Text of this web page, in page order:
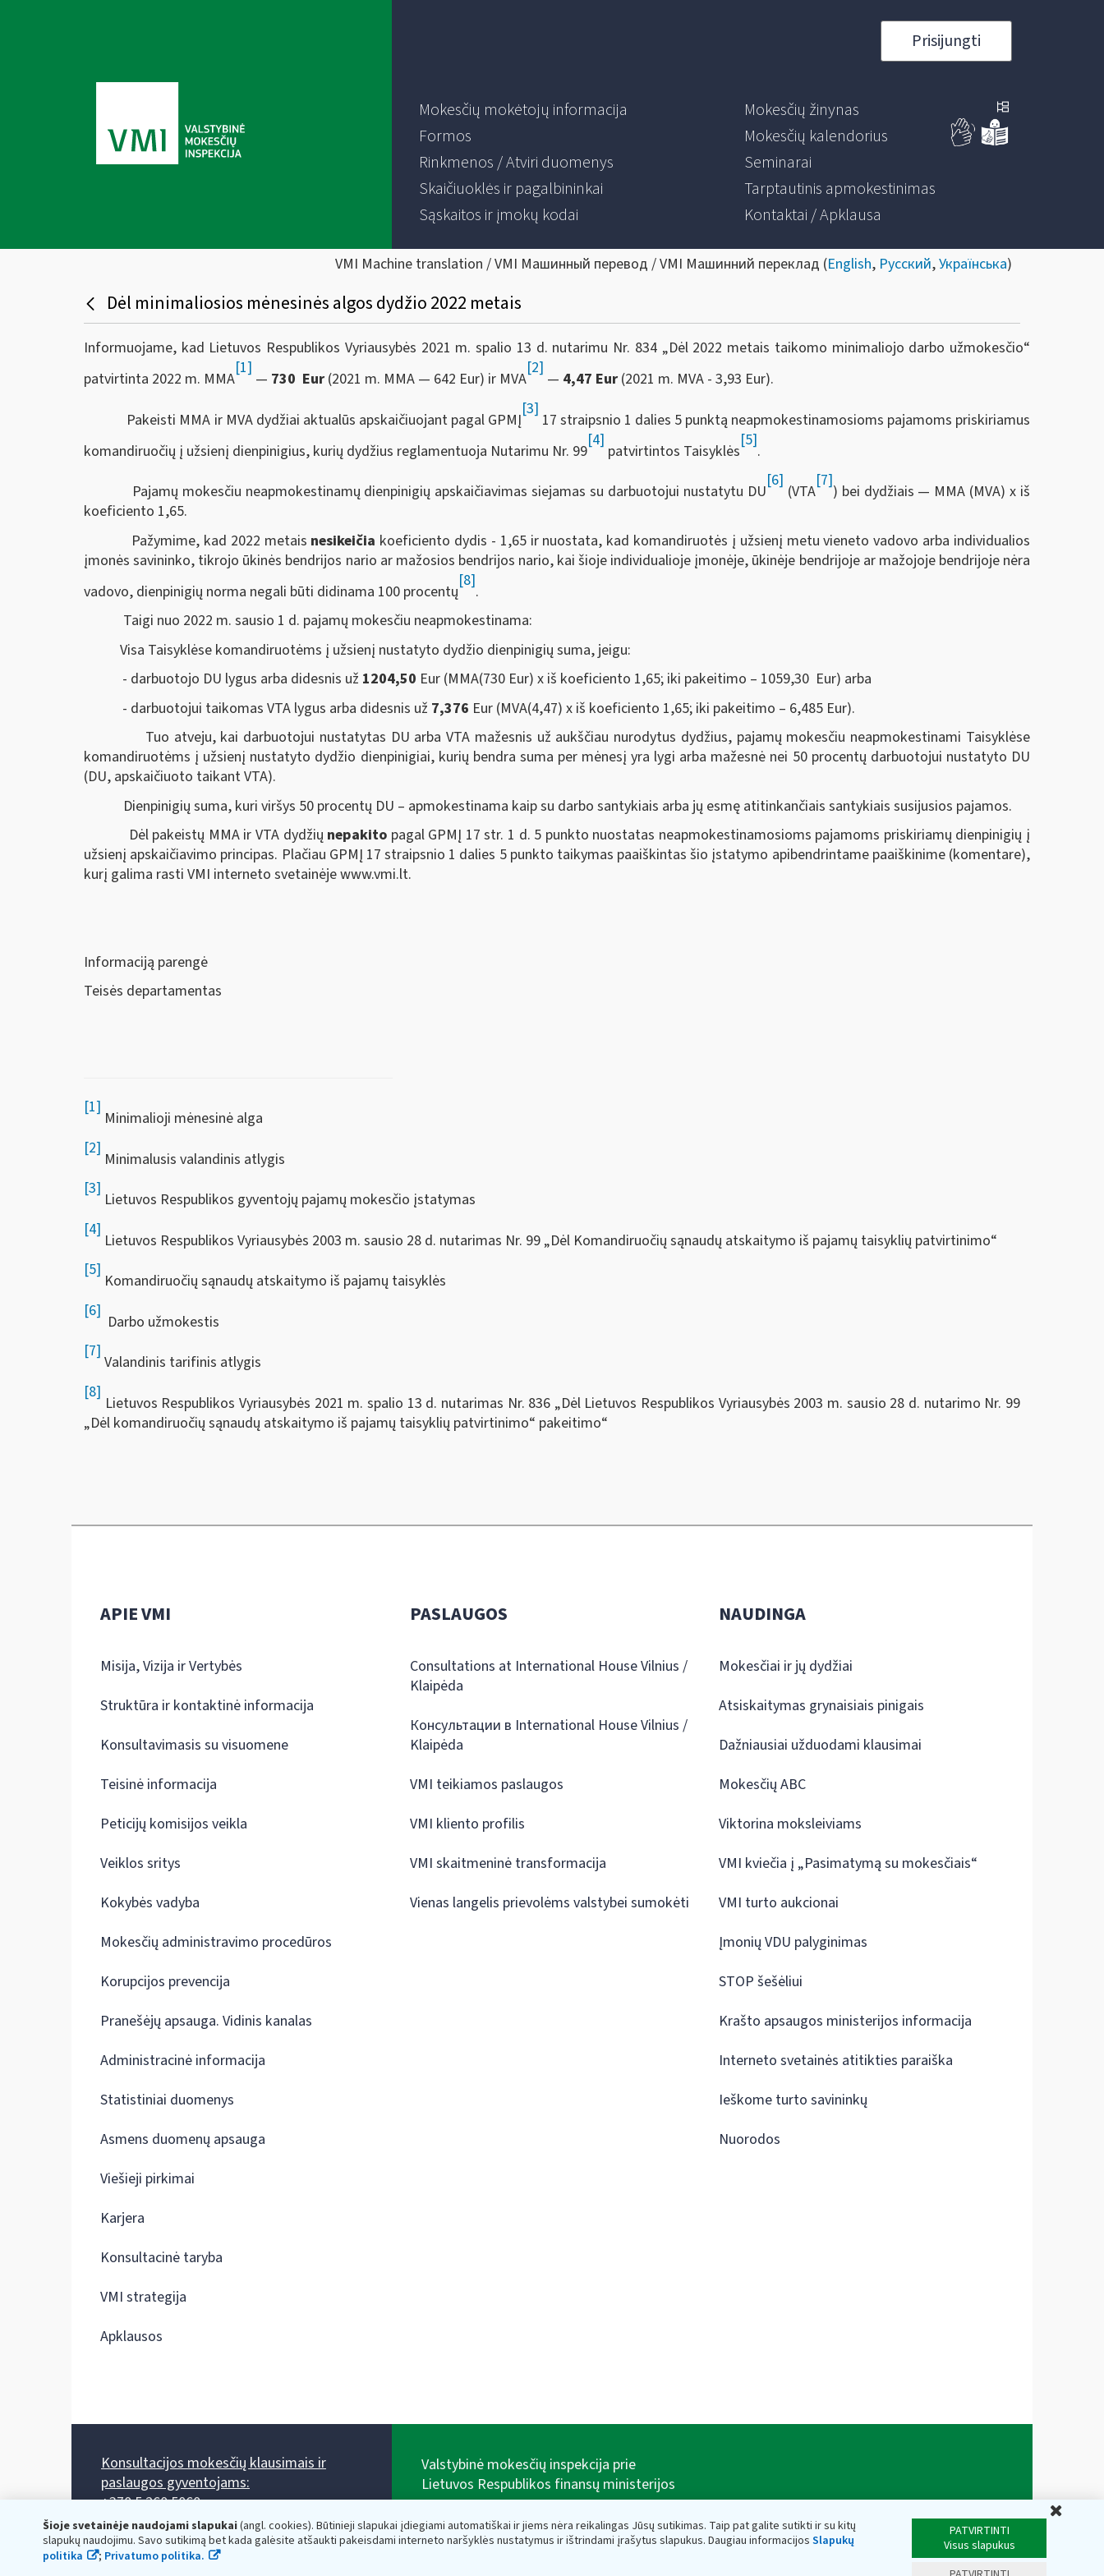
Prisijungti
Mokesčių mokėtojų informacija
Formos
Rinkmenos / Atviri duomenys
Skaičiuoklės ir pagalbininkai
Sąskaitos ir įmokų kodai
Mokesčių žinynas
Mokesčių kalendorius
Seminarai
Tarptautinis apmokestinimas
Kontaktai / Apklausa
VMI Machine translation / VMI Машинный перевод / VMI Машинний переклад (English, Русский,Українська)
Dėl minimaliosios mėnesinės algos dydžio 2022 metais
Informuojame, kad Lietuvos Respublikos Vyriausybės 2021 m. spalio 13 d. nutarimu Nr. 834 „Dėl 2022 metais taikomo minimaliojo darbo užmokesčio“
patvirtinta 2022 m. MMA
[1]
— 730 Eur (2021 m. MMA — 642 Eur) ir MVA
[2]
— 4,47 Eur (2021 m. MVA - 3,93 Eur).
Pakeisti MMA ir MVA dydžiai aktualūs apskaičiuojant pagal GPMĮ
[3]
17 straipsnio 1 dalies 5 punktą neapmokestinamosioms pajamoms priskiriamus
komandiruočių į užsienį dienpinigius, kurių dydžius reglamentuoja Nutarimu Nr. 99
[4]
patvirtintos Taisyklės
[5]
.
Pajamų mokesčiu neapmokestinamų dienpinigių apskaičiavimas siejamas su darbuotojui nustatytu DU
[6]
(VTA
[7]
) bei dydžiais — MMA (MVA) x iš
koeficiento 1,65.
Pažymime, kad 2022 metais nesikeičia koeficiento dydis - 1,65 ir nuostata, kad komandiruotės į užsienį metu vieneto vadovo arba individualios
įmonės savininko, tikrojo ūkinės bendrijos nario ar mažosios bendrijos nario, kai šioje individualioje įmonėje, ūkinėje bendrijoje ar mažojoje bendrijoje nėra
vadovo, dienpinigių norma negali būti didinama 100 procentų
[8]
.
Taigi nuo 2022 m. sausio 1 d. pajamų mokesčiu neapmokestinama:
Visa Taisyklėse komandiruotėms į užsienį nustatyto dydžio dienpinigių suma, jeigu:
- darbuotojo DU lygus arba didesnis už 1204,50 Eur (MMA(730 Eur) x iš koeficiento 1,65; iki pakeitimo – 1059,30 Eur) arba
- darbuotojui taikomas VTA lygus arba didesnis už 7,376 Eur (MVA(4,47) x iš koeficiento 1,65; iki pakeitimo – 6,485 Eur).
Tuo atveju, kai darbuotojui nustatytas DU arba VTA mažesnis už aukščiau nurodytus dydžius, pajamų mokesčiu neapmokestinami Taisyklėse
komandiruotėms į užsienį nustatyto dydžio dienpinigiai, kurių bendra suma per mėnesį yra lygi arba mažesnė nei 50 procentų darbuotojui nustatyto DU
(DU, apskaičiuoto taikant VTA).
Dienpinigių suma, kuri viršys 50 procentų DU – apmokestinama kaip su darbo santykiais arba jų esmę atitinkančiais santykiais susijusios pajamos.
Dėl pakeistų MMA ir VTA dydžių nepakito pagal GPMĮ 17 str. 1 d. 5 punkto nuostatas neapmokestinamosioms pajamoms priskiriamų dienpinigių į
užsienį apskaičiavimo principas. Plačiau GPMĮ 17 straipsnio 1 dalies 5 punkto taikymas paaiškintas šio įstatymo apibendrintame paaiškinime (komentare),
kurį galima rasti VMI interneto svetainėje www.vmi.lt.
Informaciją parengė
Teisės departamentas
[1]
Minimalioji mėnesinė alga
[2]
Minimalusis valandinis atlygis
[3]
Lietuvos Respublikos gyventojų pajamų mokesčio įstatymas
[4]
Lietuvos Respublikos Vyriausybės 2003 m. sausio 28 d. nutarimas Nr. 99 „Dėl Komandiruočių sąnaudų atskaitymo iš pajamų taisyklių patvirtinimo“
[5]
Komandiruočių sąnaudų atskaitymo iš pajamų taisyklės
[6]
Darbo užmokestis
[7]
Valandinis tarifinis atlygis
[8]
Lietuvos Respublikos Vyriausybės 2021 m. spalio 13 d. nutarimas Nr. 836 „Dėl Lietuvos Respublikos Vyriausybės 2003 m. sausio 28 d. nutarimo Nr. 99
„Dėl komandiruočių sąnaudų atskaitymo iš pajamų taisyklių patvirtinimo“ pakeitimo“
Šioje svetainėje naudojami slapukai(angl. cookies). Būtinieji slapukai įdiegiami automatiškai ir jiems nėra reikalingas Jūsų sutikimas. Taip pat galite sutikti ir su kitų
slapukų naudojimu. Savo sutikimą bet kada galėsite atšaukti pakeisdami interneto naršyklės nustatymus ir ištrindami įrašytus slapukus. Daugiau informacijos Slapukų
politika
; Privatumo politika.
PATVIRTINTI
Visus slapukus
APIE VMI
Misija, Vizija ir Vertybės
Struktūra ir kontaktinė informacija
Konsultavimasis su visuomene
Teisinė informacija
Peticijų komisijos veikla
Veiklos sritys
Kokybės vadyba
Mokesčių administravimo procedūros
Korupcijos prevencija
Pranešėjų apsauga. Vidinis kanalas
Administracinė informacija
Statistiniai duomenys
Asmens duomenų apsauga
Viešieji pirkimai
Karjera
Konsultacinė taryba
VMI strategija
Apklausos
PASLAUGOS
Consultations at International House Vilnius /
Klaipėda
Консультации в International House Vilnius /
Klaipėda
VMI teikiamos paslaugos
VMI kliento profilis
VMI skaitmeninė transformacija
Vienas langelis prievolėms valstybei sumokėti
NAUDINGA
Mokesčiai ir jų dydžiai
Atsiskaitymas grynaisiais pinigais
Dažniausiai užduodami klausimai
Mokesčių ABC
Viktorina moksleiviams
VMI kviečia į „Pasimatymą su mokesčiais“
VMI turto aukcionai
Įmonių VDU palyginimas
STOP šešėliui
Krašto apsaugos ministerijos informacija
Interneto svetainės atitikties paraiška
Ieškome turto savininkų
Nuorodos
Konsultacijos mokesčių klausimais ir
paslaugos gyventojams:
+370 5 260 5060
Darbo laikas: I-IV 8.00-17.00, V 8.00-15.45.
Prieššventinę dieną - viena valanda trumpiau.
Kiekvieno mėnesio antrą penktadienį 8.00 val. - 12.00 val.
Valstybinė mokesčių inspekcija prie
Lietuvos Respublikos finansų ministerijos
adresas: Vasario 16-osios g. 14, 01107 Vilnius, Lietuva,
el.paštas:vmi@vmi.lt, E. pristatymo dėžutės adresas